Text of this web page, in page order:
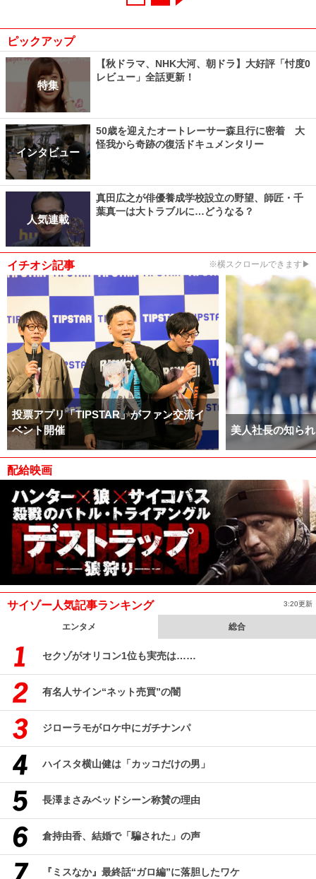
ピックアップ
特集
【秋ドラマ、NHK大河、朝ドラ】大好評「忖度0
レビュー」全話更新！
インタビュー
50歳を迎えたオートレーサー森且行に密着 大
怪我から奇跡の復活ドキュメンタリー
人気連載
真田広之が俳優養成学校設立の野望、師匠・千
葉真一は大トラブルに…どうなる？
イチオシ記事 ※横スクロールできます▶
投票アプリ「TIPSTAR」がファン交流イ
ベント開催
美人社長の知ら
配給映画
サイゾー人気記事ランキング 3:20更新
エンタメ 総合
セクゾがオリコン1位も実売は……
有名人サイン“ネット売買”の闇
ジローラモがロケ中にガチナンパ
ハイスタ横山健は「カッコだけの男」
長澤まさみベッドシーン称賛の理由
倉持由香、結婚で「騙された」の声
『ミスなか』最終話“ガロ編”に落胆したワケ